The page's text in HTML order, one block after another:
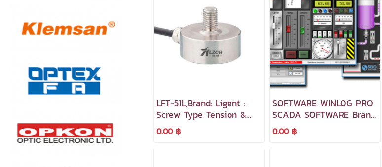
LFT-51L,Brand: Ligent :
Screw Type Tension &
Compression Force
Sensor
0.00 ฿
SOFTWARE WINLOG PRO
SCADA SOFTWARE Brand
sielco
0.00 ฿